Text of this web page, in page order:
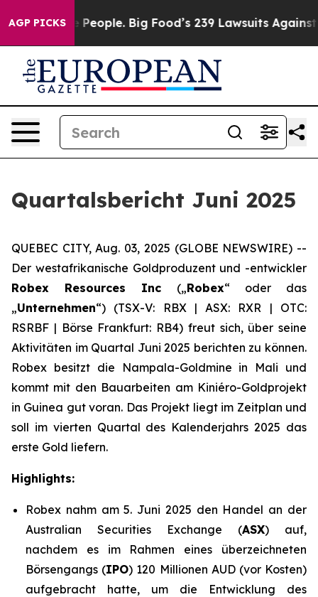
AGP PICKS
Big Food’s 239 Lawsuits Against Life-Saving
Quartalsbericht Juni 2025
QUEBEC CITY, Aug. 03, 2025 (GLOBE NEWSWIRE) --
Der westafrikanische Goldproduzent und -entwickler
Robex Resources Inc („Robex“ oder das
„Unternehmen“) (TSX-V: RBX | ASX: RXR | OTC:
RSRBF | Börse Frankfurt: RB4) freut sich, über seine
Aktivitäten im Quartal Juni 2025 berichten zu können.
Robex besitzt die Nampala-Goldmine in Mali und
kommt mit den Bauarbeiten am Kiniéro-Goldprojekt
in Guinea gut voran. Das Projekt liegt im Zeitplan und
soll im vierten Quartal des Kalenderjahrs 2025 das
erste Gold liefern.
Highlights:
Robex nahm am 5. Juni 2025 den Handel an der
Australian Securities Exchange (ASX) auf,
nachdem es im Rahmen eines überzeichneten
Börsengangs (IPO) 120 Millionen AUD (vor Kosten)
aufgebracht hatte, um die Entwicklung des